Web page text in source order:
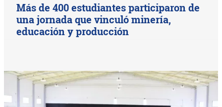
Más de 400 estudiantes participaron de
una jornada que vinculó minería,
educación y producción